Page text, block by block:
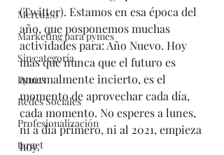
Merca2.0
Marketing para pymes
Sin categoría
Pymes
Redes Sociales
Profesionalización
target
(Twitter). Estamos en esa época del
año, que posponemos muchas
actividades para: Año Nuevo. Hoy
más que nunca que el futuro es
anormalmente incierto, es el
momento de aprovechar cada día,
cada momento. No esperes a lunes,
ni a día primero, ni al 2021, empieza
hoy.